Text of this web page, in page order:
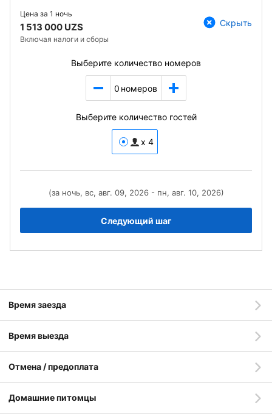
Цена за 1 ночь
1 513 000 UZS
Включая налоги и сборы
Скрыть
Выберите количество номеров
0 номеров
Выберите количество гостей
x 4
(за ночь, вс, авг. 09, 2026 - пн, авг. 10, 2026)
Следующий шаг
Время заезда
Время выезда
Отмена / предоплата
Домашние питомцы